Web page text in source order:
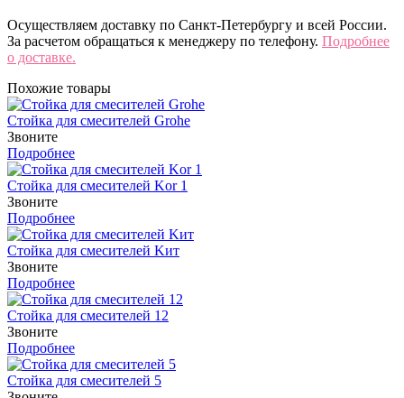
Осуществляем доставку по Санкт-Петербургу и всей России.
За расчетом обращаться к менеджеру по телефону. Подробнее
о доставке.
Похожие товары
Стойка для смесителей Grohe
Звоните
Подробнее
Стойка для смесителей Kor 1
Звоните
Подробнее
Стойка для смесителей Kит
Звоните
Подробнее
Стойка для смесителей 12
Звоните
Подробнее
Стойка для смесителей 5